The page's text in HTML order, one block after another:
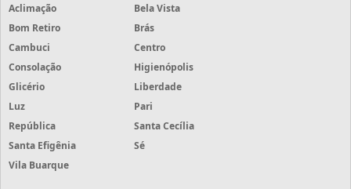
Aclimação
Bela Vista
Bom Retiro
Brás
Cambuci
Centro
Consolação
Higienópolis
Glicério
Liberdade
Luz
Pari
República
Santa Cecília
Santa Efigênia
Sé
Vila Buarque